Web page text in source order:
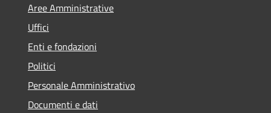
Aree Amministrative
Uffici
Enti e fondazioni
Politici
Personale Amministrativo
Documenti e dati